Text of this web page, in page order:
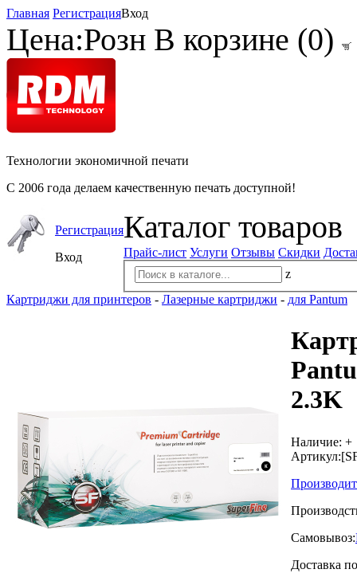
Главная РегистрацияВход
Цена:Розн В корзине (0)
Технологии экономичной печати
С 2006 года делаем качественную печать доступной!
Регистрация
Вход
Каталог товаров
Прайс-лист Услуги Отзывы Скидки
z
Картриджи для принтеров - Лазерные картриджи - для Pantum
2.3K
Наличие: +
Артикул:
Самовывоз:
Доставка